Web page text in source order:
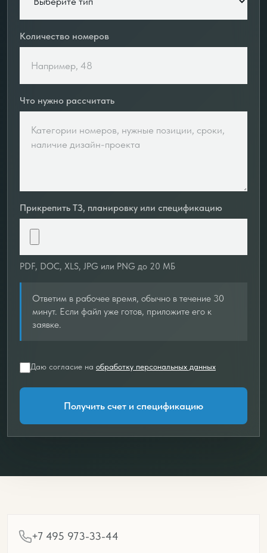
Количество номеров
Что нужно рассчитать
Прикрепить ТЗ, планировку или спецификацию
PDF, DOC, XLS, JPG или PNG до 20 МБ
Ответим в рабочее время, обычно в течение 30
минут. Если файл уже готов, приложите его к
заявке.
Даю согласие на обработку персональных данных
Получить счет и спецификацию
+7 495 973-33-44